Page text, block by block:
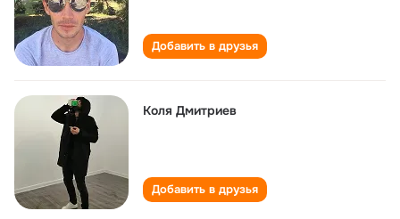
Добавить в друзья
Koля Дмитриев
Добавить в друзья